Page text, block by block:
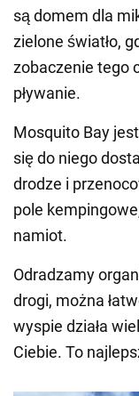
są domem dla
zielone światło,
zobaczenie tego
pływanie.
Mosquito Bay
się do niego
drodze i
pole
namiot.
Odradzamy
drogi, można
wyspie działa
Ciebie. To